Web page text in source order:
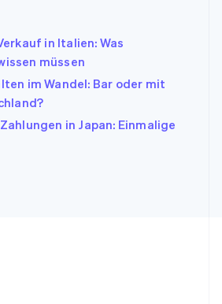
in Italien: Was
müssen
im Wandel: Bar oder mit
in Japan: Einmalige